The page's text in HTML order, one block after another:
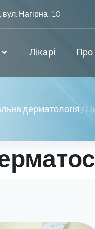
вул. Нагірна, 10
Лікарі Про
дерматологія /